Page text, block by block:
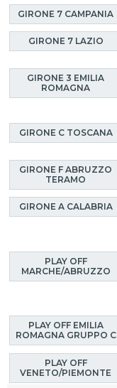
GIRONE 7 CAMPANIA
GIRONE 7 LAZIO
GIRONE 3 EMILIA
ROMAGNA
GIRONE C TOSCANA
GIRONE F ABRUZZO
TERAMO
GIRONE A CALABRIA
PLAY OFF
MARCHE/ABRUZZO
PLAY OFF EMILIA
ROMAGNA GRUPPO C
PLAY OFF
VENETO/PIEMONTE